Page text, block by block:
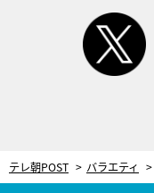
テレ朝POST バラエティ